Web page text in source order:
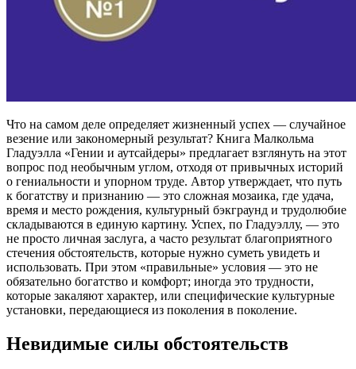
Что на самом деле определяет жизненный успех — случайное
везение или закономерный результат? Книга Малкольма
Гладуэлла «Гении и аутсайдеры» предлагает взглянуть на этот
вопрос под необычным углом, отходя от привычных историй
о гениальности и упорном труде. Автор утверждает, что путь
к богатству и признанию — это сложная мозаика, где удача,
время и место рождения, культурный бэкграунд и трудолюбие
складываются в единую картину. Успех, по Гладуэллу, — это
не просто личная заслуга, а часто результат благоприятного
стечения обстоятельств, которые нужно суметь увидеть и
использовать. При этом «правильные» условия — это не
обязательно богатство и комфорт; иногда это трудности,
которые закаляют характер, или специфические культурные
установки, передающиеся из поколения в поколение.
Невидимые силы обстоятельств